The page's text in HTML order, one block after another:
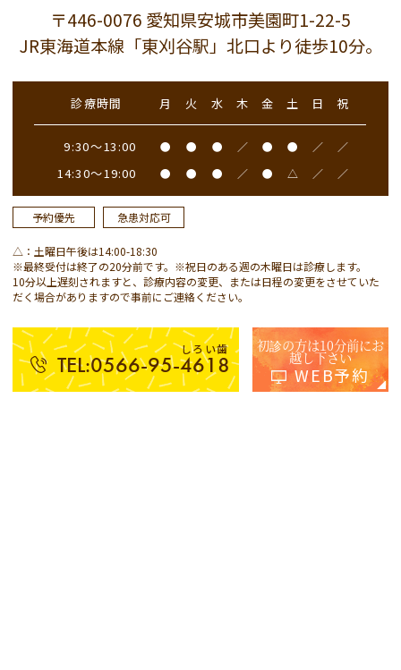
〒446-0076 愛知県安城市美園町1-22-5
JR東海道本線「東刈谷駅」北口より徒歩10分。
診療時間 月 火 水 木 金 土 日 祝
9:30～13:00 ● ● ● ／ ● ● ／ ／
14:30～19:00 ● ● ● ／ ● △ ／ ／
予約優先 急患対応可
△：土曜日午後は14:00-18:30
※最終受付は終了の20分前です。※祝日のある週の木曜日は診療します。
10分以上遅刻されますと、診療内容の変更、または日程の変更をさせていた
だく場合がありますので事前にご連絡ください。
しろい歯
TEL:0566-95-4618
初診の方は10分前にお
越し下さい
WEB予約